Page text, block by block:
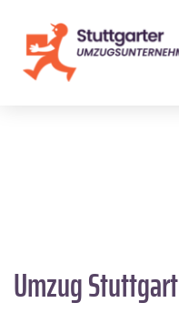
Umzug Stuttgart